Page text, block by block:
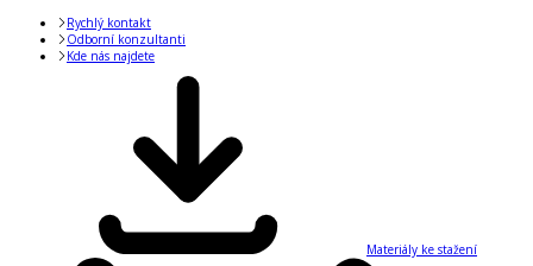
Rychlý kontakt
Odborní konzultanti
Kde nás najdete
Materiály ke stažení